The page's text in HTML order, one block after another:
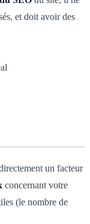
et doit avoir des
un facteur
concernant votre
(le nombre de